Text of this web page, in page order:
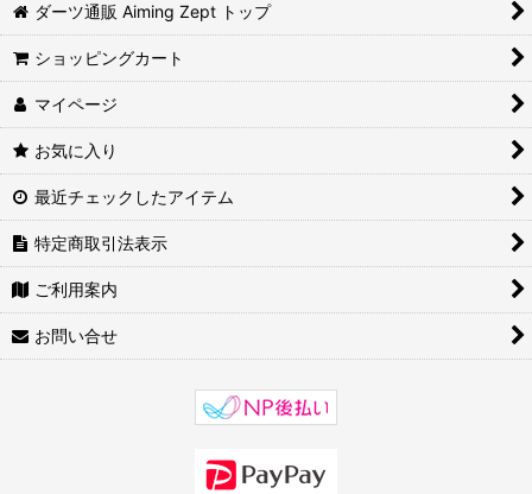
ダーツ通販 Aiming Zept トップ
ショッピングカート
マイページ
お気に入り
最近チェックしたアイテム
特定商取引法表示
ご利用案内
お問い合せ